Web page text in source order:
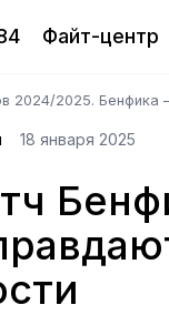
Файт-центр
2024/2025. Бенфика
18 января 2025